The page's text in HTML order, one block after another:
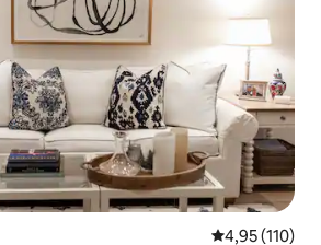
4,95 de uma
4,95 (110)